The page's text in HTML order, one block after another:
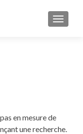
en mesure de
une recherche.